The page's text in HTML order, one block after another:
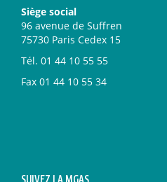
Siège social
96 avenue de Suffren
75730 Paris Cedex 15
Tél. 01 44 10 55 55
Fax 01 44 10 55 34